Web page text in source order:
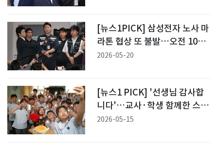
[뉴스1PICK] 삼성전자 노사 마
라톤 협상 또 불발…오전 10시
협상 재개
2026-05-20
[뉴스1 PICK] '선생님 감사합
니다'…교사·학생 함께한 스승
의날
2026-05-15